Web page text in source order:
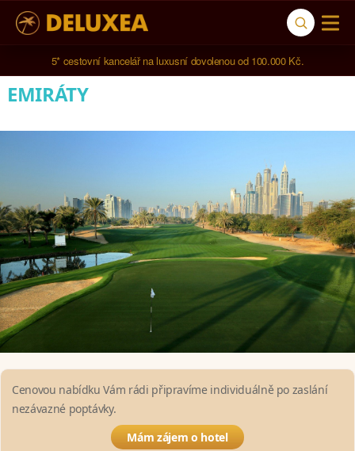
5* cestovní kancelář na luxusní dovolenou od 100.000 Kč.
EMIRÁTY
Cenovou nabídku Vám rádi připravíme individuálně po zaslání
nezávazné poptávky.
Mám zájem o hotel